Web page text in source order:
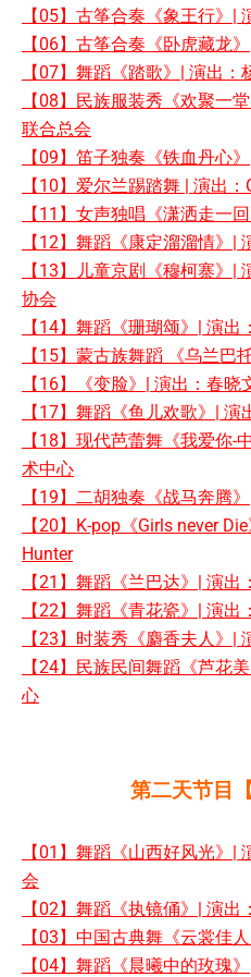
【05】古筝合奏《象王行》|
【06】古筝合奏《卧虎藏龙
【07】舞蹈《踏歌》| 演出：
【08】民族服装秀《欢聚一
联合总会
【09】笛子独奏《铁血丹心
【10】爱尔兰踢踏舞 | 演出
【11】女声独唱《潇洒走一
【12】舞蹈《康定溜溜情》|
【13】儿童京剧《穆柯寨》|
协会
【14】舞蹈《珊瑚颂》| 演
【15】蒙古族舞蹈 《乌兰巴
【16】《变脸》| 演出：春晓
【17】舞蹈《鱼儿欢歌》|
【18】现代芭蕾舞《我爱你-
术中心
【19】二胡独奏《战马奔腾
【20】K-pop《Girls never
Hunter
【21】舞蹈《兰巴达》| 演
【22】舞蹈《青花瓷》| 演
【23】时装秀《麝香夫人》|
【24】民族民间舞蹈《芦花
心
第二天节目
【01】舞蹈《山西好风光》|
会
【02】舞蹈《执镜俑》| 演
【03】中国古典舞《云裳佳
【04】舞蹈《晨曦中的玫瑰